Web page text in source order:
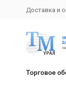
Доставка и
Торговое